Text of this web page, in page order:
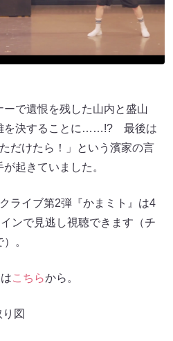
で遺恨を残した山内と盛山
を決することに……!? 最後は
だけたら！」という濱家の言
起きていました。
ライブ第2弾『かまミト』は4
ンで見逃し視聴できます（チ
。
こちらから。
り図